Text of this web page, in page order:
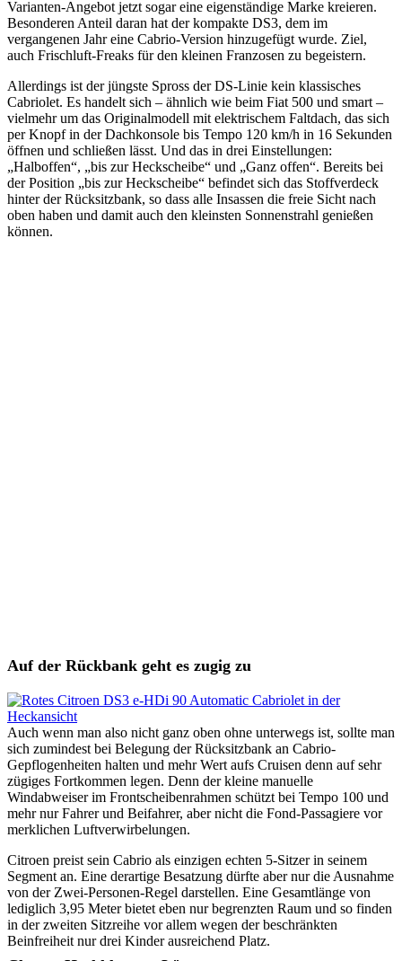
Varianten-Angebot jetzt sogar eine eigenständige Marke kreieren.
Besonderen Anteil daran hat der kompakte DS3, dem im
vergangenen Jahr eine Cabrio-Version hinzugefügt wurde. Ziel,
auch Frischluft-Freaks für den kleinen Franzosen zu begeistern.
Allerdings ist der jüngste Spross der DS-Linie kein klassisches
Cabriolet. Es handelt sich – ähnlich wie beim Fiat 500 und smart –
vielmehr um das Originalmodell mit elektrischem Faltdach, das sich
per Knopf in der Dachkonsole bis Tempo 120 km/h in 16 Sekunden
öffnen und schließen lässt. Und das in drei Einstellungen:
„Halboffen“, „bis zur Heckscheibe“ und „Ganz offen“. Bereits bei
der Position „bis zur Heckscheibe“ befindet sich das Stoffverdeck
hinter der Rücksitzbank, so dass alle Insassen die freie Sicht nach
oben haben und damit auch den kleinsten Sonnenstrahl genießen
können.
Auf der Rückbank geht es zugig zu
Auch wenn man also nicht ganz oben ohne unterwegs ist, sollte man
sich zumindest bei Belegung der Rücksitzbank an Cabrio-
Gepflogenheiten halten und mehr Wert aufs Cruisen denn auf sehr
zügiges Fortkommen legen. Denn der kleine manuelle
Windabweiser im Frontscheibenrahmen schützt bei Tempo 100 und
mehr nur Fahrer und Beifahrer, aber nicht die Fond-Passagiere vor
merklichen Luftverwirbelungen.
Citroen preist sein Cabrio als einzigen echten 5-Sitzer in seinem
Segment an. Eine derartige Besatzung dürfte aber nur die Ausnahme
von der Zwei-Personen-Regel darstellen. Eine Gesamtlänge von
lediglich 3,95 Meter bietet eben nur begrenzten Raum und so finden
in der zweiten Sitzreihe vor allem wegen der beschränkten
Beinfreiheit nur drei Kinder ausreichend Platz.